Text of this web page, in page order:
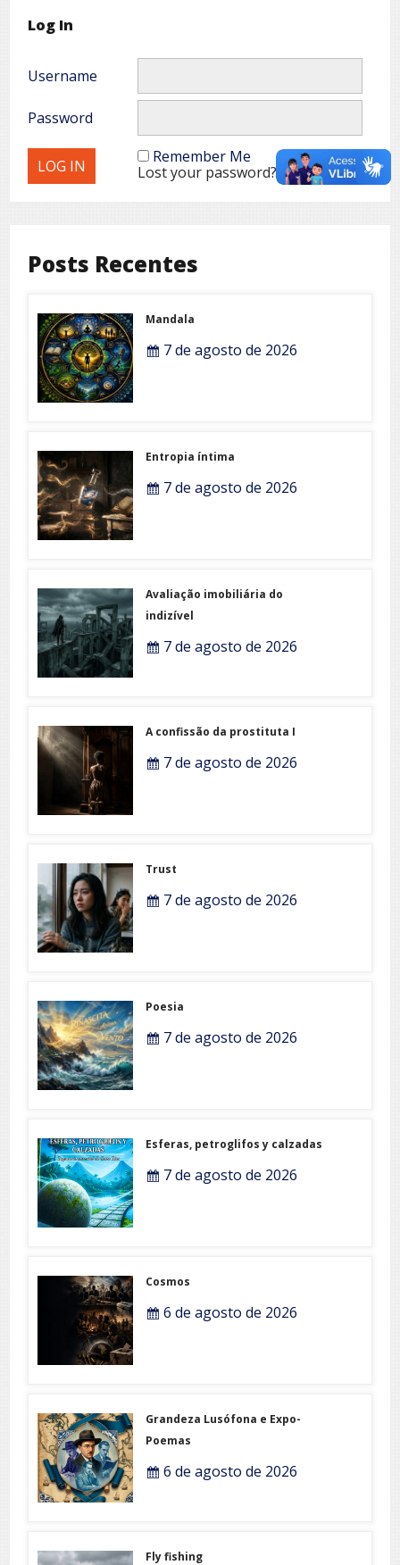
Log In
Username
Password
Remember Me
Lost your password?
Posts Recentes
Mandala
7 de agosto de 2026
Entropia íntima
7 de agosto de 2026
Avaliação imobiliária do
indizível
7 de agosto de 2026
A confissão da prostituta I
7 de agosto de 2026
Trust
7 de agosto de 2026
Poesia
7 de agosto de 2026
Esferas, petroglifos y calzadas
7 de agosto de 2026
Cosmos
6 de agosto de 2026
Grandeza Lusófona e Expo-
Poemas
6 de agosto de 2026
Fly fishing